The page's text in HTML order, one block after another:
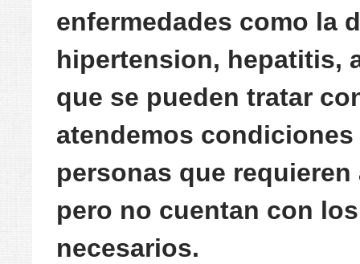
enfermedades como la
hipertension, hepatitis,
que se pueden tratar
atendemos
personas que
pero no cuentan con
necesarios.